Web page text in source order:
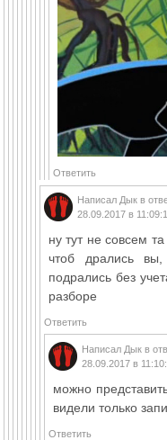
Ответить
Написал Дык в
28.09.2017 в
ну тут не совсем
чтоб дрались
подрались без
разборе
Ответить
Написал Дык в
28.09.2017 в
можно
видели только
Ответить